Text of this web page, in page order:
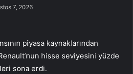
7, 2026
piyasa kaynaklarından
hisse seviyesini yüzde
sona erdi.